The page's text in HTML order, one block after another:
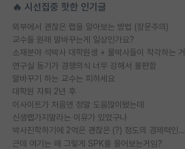
🔥 시선집중 핫한 인기글
외부에서 괜찮은 랩을 알아보는 방법 (장문주의)
교수들 원래 말바꾸는게 일상인가요?
소재분야 석박사 대학원생 + 물박사들이 착각하는 거
연구실 동기가 경쟁의식 너무 강해서 불편함
말바꾸기 하는 교수는 피하세요
대학원 자퇴 2년 후
이사이트가 처음엔 정말 도움많이됐는데
신생랩가지말라는 이유가 있었구나
박사진학하기에 2억은 괜찮은 (?) 정도의 경제력인가요
근데 여기는 왜 그렇게 SPK를 물어보는거임?